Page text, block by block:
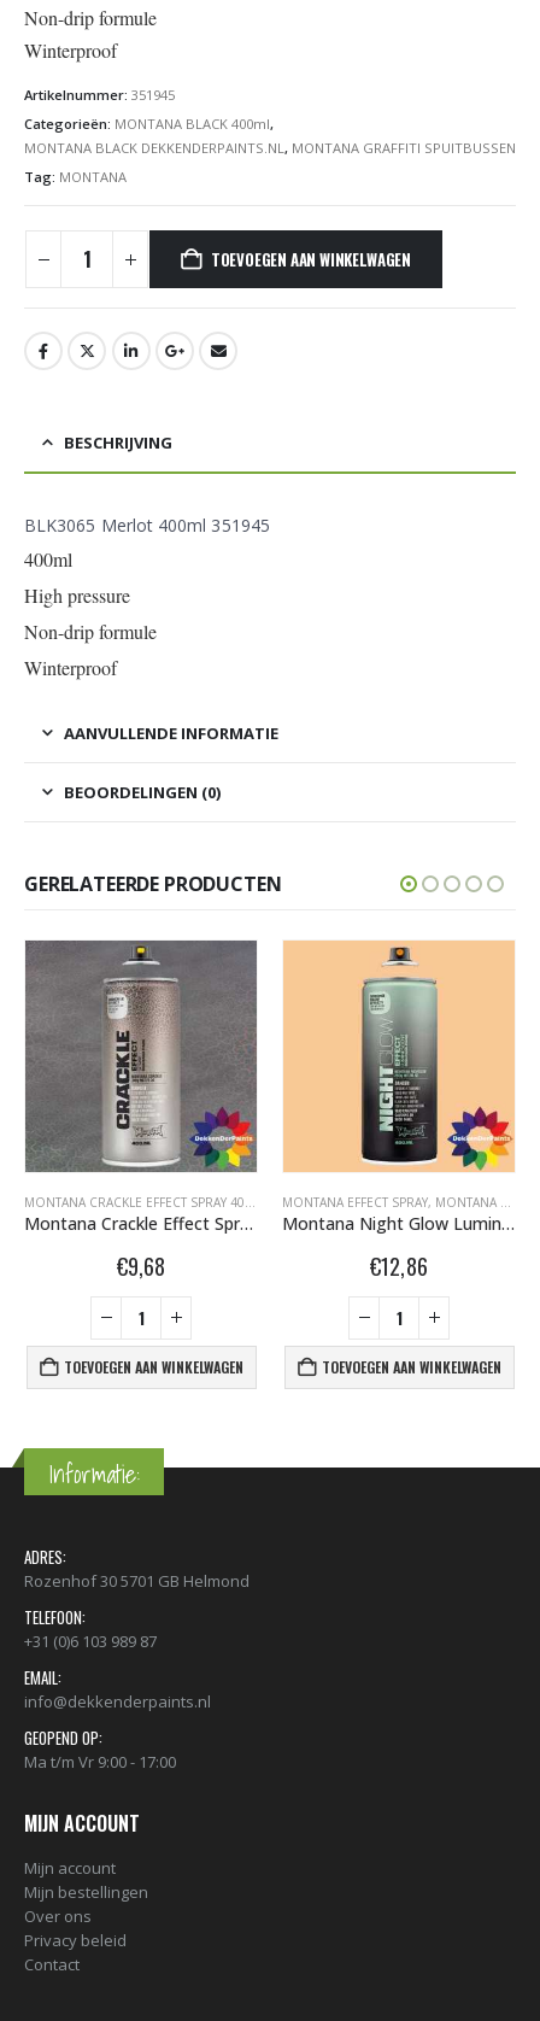
Non-drip formule
Winterproof
Artikelnummer: 351945
Categorieën: MONTANA BLACK 400ml,
MONTANA BLACK DEKKENDERPAINTS.NL , MONTANA GRAFFITI SPUITBUSSEN
Tag: MONTANA
TOEVOEGEN AAN WINKELWAGEN
BESCHRIJVING
BLK3065 Merlot 400ml 351945
400ml
High pressure
Non-drip formule
Winterproof
AANVULLENDE INFORMATIE
BEOORDELINGEN (0)
GERELATEERDE PRODUCTEN
EFFECT SPRAY 400ML
,MONTANA MARBLE EFFECT SPRAY 400ML
MONTANA EFFECT SPRAY,MONTANA
Montana Crackle Effect Spray EC 7000 Squirrel Grey RAL 7000 400 ml 418464
€9,68
TOEVOEGEN AAN WINKELWAGEN
MONTANA EFFECT SPRAY, MONTANA GRAFFITI SPUITBUSSEN
Montana Night Glow Luminescent Orange NG2000 400ml 448492
€12,86
TOEVOEGEN AAN WINKELWAGEN
Informatie:
ADRES:
Rozenhof 30 5701 GB Helmond
TELEFOON:
+31 (0)6 103 989 87
EMAIL:
info@dekkenderpaints.nl
GEOPEND OP:
Ma t/m Vr 9:00 - 17:00
MIJN ACCOUNT
Mijn account
Mijn bestellingen
Over ons
Privacy beleid
Contact